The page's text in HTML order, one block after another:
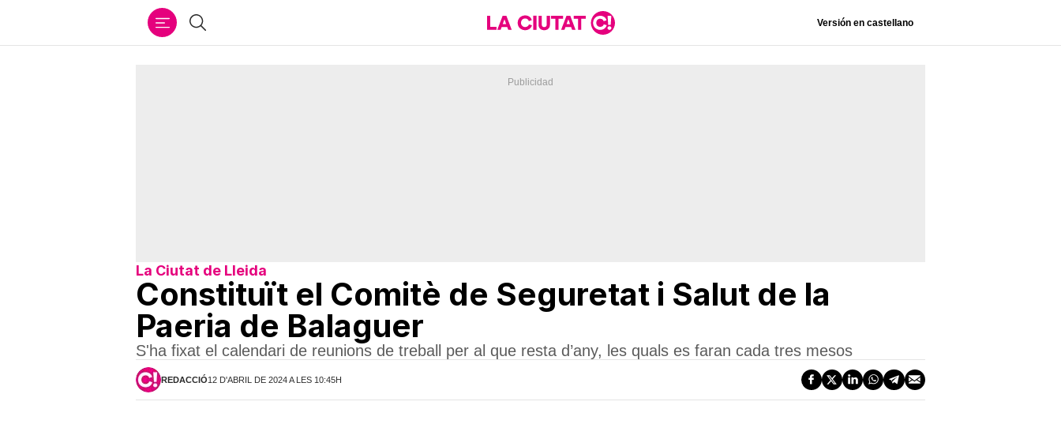
Cercar Versión en castellano
La Ciutat de Lleida
Constituït el Comitè de Seguretat i Salut de la
Paeria de Balaguer
S'ha fixat el calendari de reunions de treball per al que resta d’any, les quals es faran cada tres mesos
REDACCIÓ12 D'ABRIL DE 2024 A LES 10:45H